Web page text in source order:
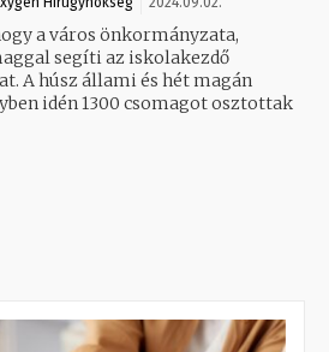
a város önkormányzata,
segíti az iskolakezdő
idén 1300 csomagot osztottak